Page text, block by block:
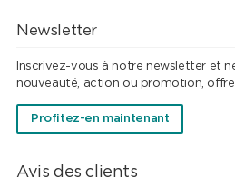
Newsletter
Inscrivez-vous à notre newsletter et
nouveauté, action ou promotion,
Profitez-en maintenant
Avis des clients